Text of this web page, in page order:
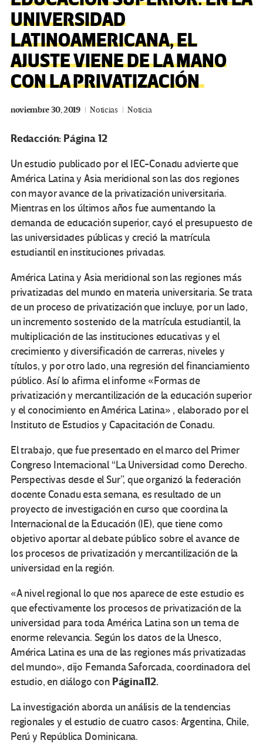
UNIVERSIDAD
LATINOAMERICANA, EL
AJUSTE VIENE DE LA MANO
CON LA PRIVATIZACIÓN
noviembre 30, 2019 Noticias Noticia
Redacción: Página 12
Un estudio publicado por el IEC-Conadu advierte que
América Latina y Asia meridional son las dos regiones
con mayor avance de la privatización universitaria.
Mientras en los últimos años fue aumentando la
demanda de educación superior, cayó el presupuesto de
las universidades públicas y creció la matrícula
estudiantil en instituciones privadas.
América Latina y Asia meridional son las regiones más
privatizadas del mundo en materia universitaria. Se trata
de un proceso de privatización que incluye, por un lado,
un incremento sostenido de la matrícula estudiantil, la
multiplicación de las instituciones educativas y el
crecimiento y diversificación de carreras, niveles y
títulos, y por otro lado, una regresión del financiamiento
público. Así lo afirma el informe «Formas de
privatización y mercantilización de la educación superior
y el conocimiento en América Latina» , elaborado por el
Instituto de Estudios y Capacitación de Conadu.
El trabajo, que fue presentado en el marco del Primer
Congreso Internacional “La Universidad como Derecho.
Perspectivas desde el Sur”, que organizó la federación
docente Conadu esta semana, es resultado de un
proyecto de investigación en curso que coordina la
Internacional de la Educación (IE), que tiene como
objetivo aportar al debate público sobre el avance de
los procesos de privatización y mercantilización de la
universidad en la región.
«A nivel regional lo que nos aparece de este estudio es
que efectivamente los procesos de privatización de la
universidad para toda América Latina son un tema de
enorme relevancia. Según los datos de la Unesco,
América Latina es una de las regiones más privatizadas
del mundo», dijo Fernanda Saforcada, coordinadora del
estudio, en diálogo con PáginaI12.
La investigación aborda un análisis de la tendencias
regionales y el estudio de cuatro casos: Argentina, Chile,
Perú y República Dominicana.